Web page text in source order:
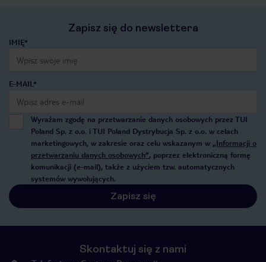
Zapisz się do newslettera
IMIĘ*
E-MAIL*
Wyrażam zgodę na przetwarzanie danych osobowych przez TUI
Poland Sp. z o.o. i TUI Poland Dystrybucja Sp. z o.o. w celach
marketingowych, w zakresie oraz celu wskazanym w „Informacji o
przetwarzaniu danych osobowych”, poprzez elektroniczną formę
komunikacji (e-mail), także z użyciem tzw. automatycznych
systemów wywołujących.
Zapisz się
Skontaktuj się z nami